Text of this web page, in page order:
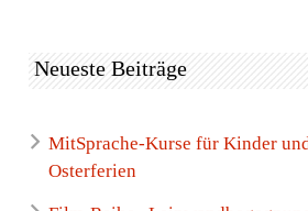
Neueste Beiträge
MitSprache-Kurse für Kinder
Osterferien